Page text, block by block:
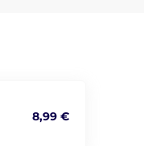
8,99 €